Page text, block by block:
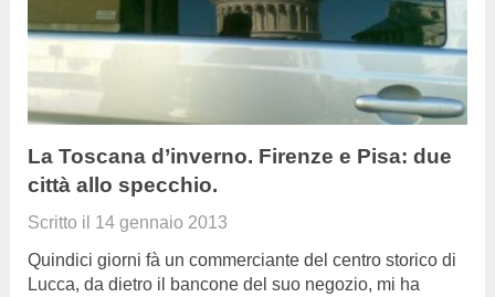
La Toscana d’inverno. Firenze e Pisa: due
città allo specchio.
Scritto il 14 gennaio 2013
Quindici giorni fà un commerciante del centro storico di
Lucca, da dietro il bancone del suo negozio, mi ha